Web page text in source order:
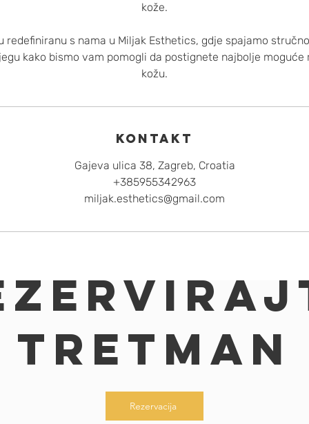
tretman
kože.
redefiniranu s nama u Miljak Esthetics, gdje spajamo
kako bismo vam pomogli da postignete najbolje
kožu.
Kontakt
Gajeva ulica 38, Zagreb, Croatia
+385955342963
miljak.esthetics@gmail.com
Rezervacija